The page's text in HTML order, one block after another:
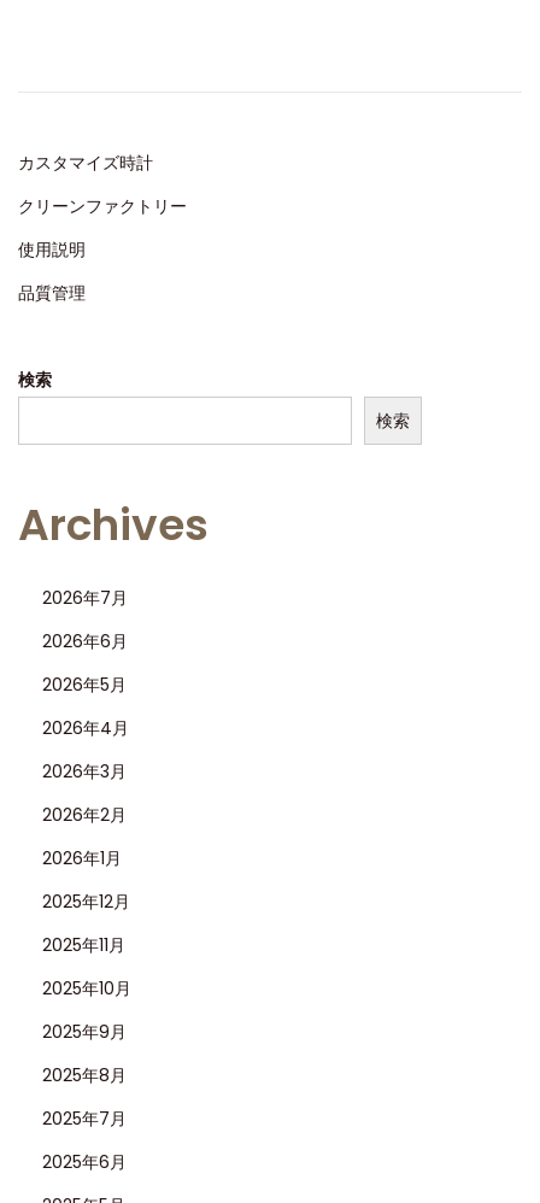
n
2
カスタマイズ時計
クリーンファクトリー
使用説明
品質管理
検索
検索
Archives
2026年7月
2026年6月
2026年5月
2026年4月
2026年3月
2026年2月
2026年1月
2025年12月
2025年11月
2025年10月
2025年9月
2025年8月
2025年7月
2025年6月